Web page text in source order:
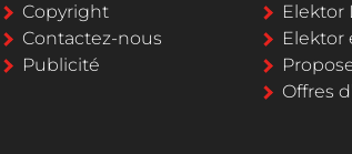
Copyright
Contactez-nous
Publicité
Elektor
Elektor
Offres